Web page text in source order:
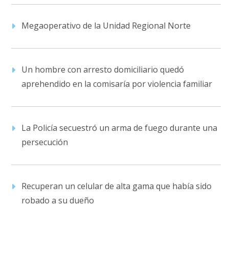
Megaoperativo de la Unidad Regional Norte
Un hombre con arresto domiciliario quedó
aprehendido en la comisaría por violencia familiar
La Policía secuestró un arma de fuego durante una
persecución
Recuperan un celular de alta gama que había sido
robado a su dueño